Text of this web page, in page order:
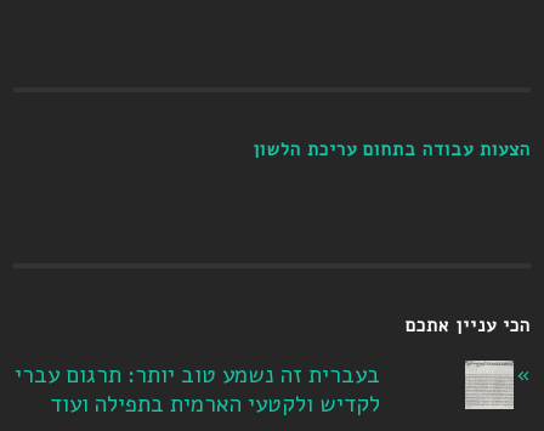
הצעות עבודה בתחום עריכת הלשון
הכי עניין אתכם
בעברית זה נשמע טוב יותר: תרגום עברי
לקדיש ולקטעי הארמית בתפילה ועוד